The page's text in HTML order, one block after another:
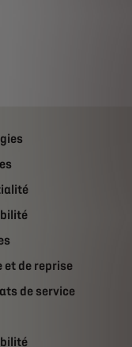
et de reprise
de service